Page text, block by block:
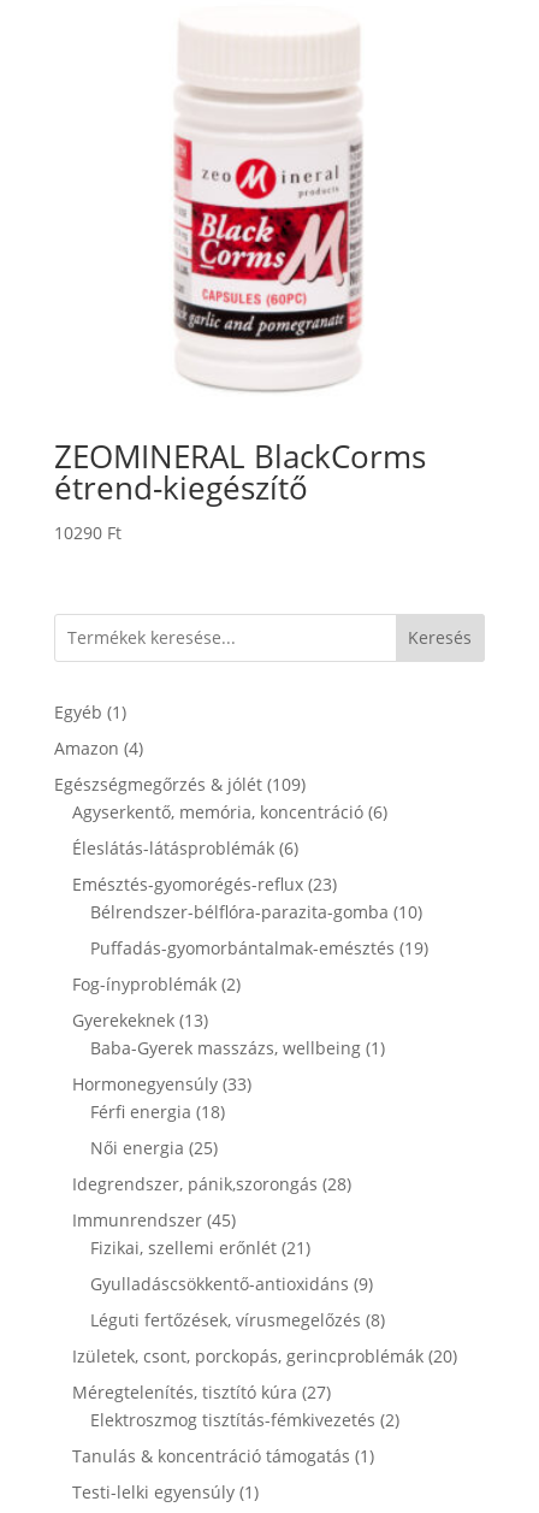
ZEOMINERAL BlackCorms
étrend-kiegészítő
10290 Ft
Keresés
Egyéb 11
termék
Amazon 44
termék
Egészségmegőrzés & jólét 109109
termék
Agyserkentő, memória, koncentráció 66
Éleslátás-látásproblémák 66
termék
Emésztés-gyomorégés-reflux 2323
termék
Bélrendszer-bélflóra-parazita-gomba 1010
termék
Puffadás-gyomorbántalmak-emésztés 1919
Fog-ínyproblémák 22
Gyerekeknek 1313
termék
Baba-Gyerek masszázs, wellbeing 11
Hormonegyensúly 3333
Férfi energia 1818
Női energia 2525
termék
Idegrendszer, pánik,szorongás 2828
Immunrendszer 4545
termék
Fizikai, szellemi erőnlét 2121
termék
Gyulladáscsökkentő-antioxidáns 99
termék
Léguti fertőzések, vírusmegelőzés 88
termék
Izületek, csont, porckopás, gerincproblémák 2020
Méregtelenítés, tisztító kúra 2727
termék
Elektroszmog tisztítás-fémkivezetés 22
Tanulás & koncentráció támogatás 11
Testi-lelki egyensúly 11